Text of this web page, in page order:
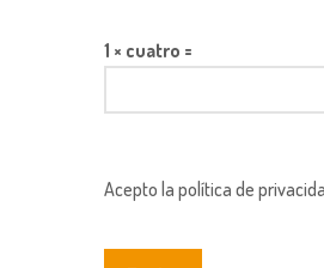
1 × cuatro =
Acepto la política de